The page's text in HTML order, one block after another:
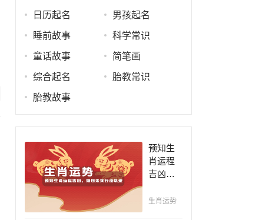
日历起名 男孩起名
睡前故事 科学常识
童话故事 简笔画
综合起名 胎教常识
胎教故事
预知生
肖运程
吉凶，
来行动
生肖运势